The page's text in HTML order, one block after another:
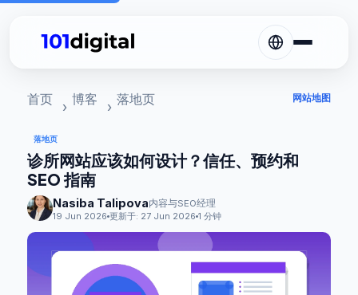
首页 博客 落地页 网站地图
落地页
诊所网站应该如何设计？信任、预约和
SEO 指南
Nasiba Talipova内容与SEO经理
19 Jun 2026 更新于: 27 Jun 2026 1 分钟